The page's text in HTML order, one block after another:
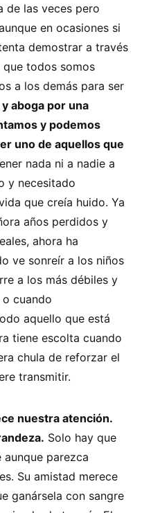
de las veces pero
en ocasiones si
demostrar a través
todos somos
a los demás para ser
aboga por una
y podemos
uno de aquellos que
nada ni a nadie a
y necesitado
que creía huido. Ya
años perdidos y
ahora ha
ve sonreír a los niños
a los más débiles y
cuando
aquello que está
tiene escolta cuando
chula de reforzar el
transmitir.
nuestra atención.
Solo hay que
parezca
Su amistad merece
ganársela con sangre